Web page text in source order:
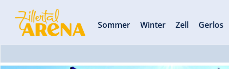
Sommer Winter Zell Gerlos